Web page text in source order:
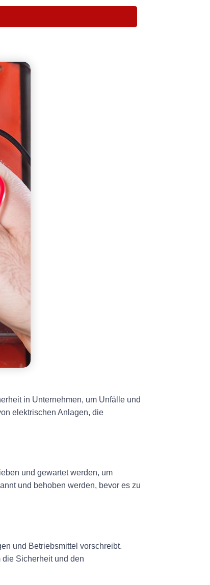
in Unternehmen, um Unfälle und
elektrischen Anlagen, die
und gewartet werden, um
und behoben werden, bevor es zu
und Betriebsmittel vorschreibt.
Sicherheit und den